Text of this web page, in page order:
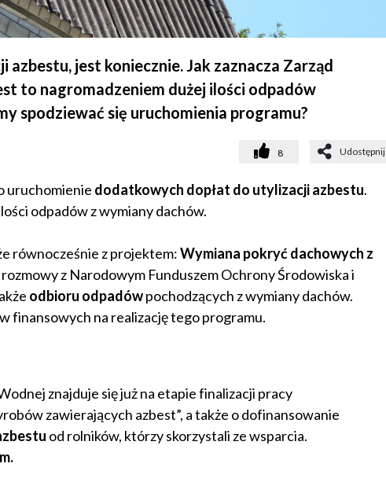
jest koniecznie. Jak zaznacza Zarząd
to nagromadzeniem dużej ilości odpadów
spodziewać się uruchomienia programu?
8 Udostępnij
uruchomienie dodatkowych dopłat do utylizacji azbestu.
odpadów z wymiany dachów.
równocześnie z projektem:Wymiana pokryć dachowych z
z Narodowym Funduszem Ochrony Środowiska i
odbioru odpadówpochodzących z wymiany dachów.
finansowych na realizację tego programu.
znajduje się już na etapie finalizacji pracy
zawierających azbest”, a także o dofinansowanie
od rolników, którzy skorzystali ze wsparcia.